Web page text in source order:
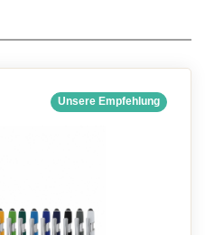
Unsere Empfehlung